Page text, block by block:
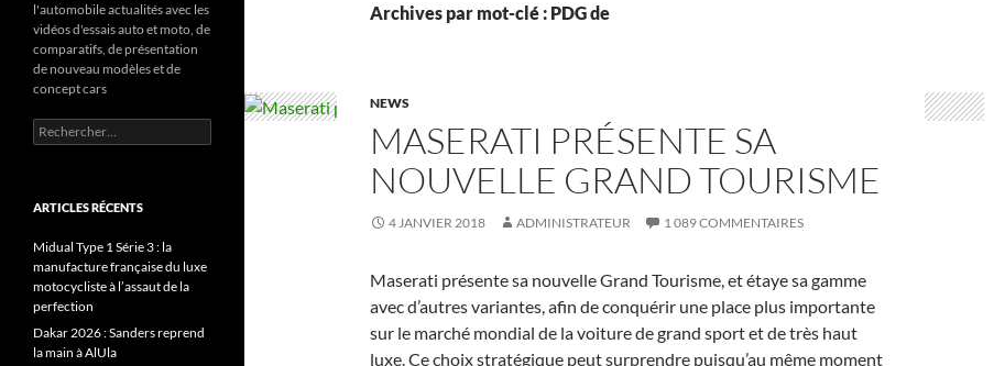
Archives par mot-clé : PDG de
NEWS
MASERATI PRÉSENTE SA
NOUVELLE GRAND TOURISME
4 JANVIER 2018 ADMINISTRATEUR 1 089 COMMENTAIRES
Maserati présente sa nouvelle Grand Tourisme, et étaye sa gamme
avec d’autres variantes, afin de conquérir une place plus importante
sur le marché mondial de la voiture de grand sport et de très haut
luxe. Ce choix stratégique peut surprendre puisqu’au même moment
l'automobile actualités avec les
vidéos d'essais auto et moto, de
comparatifs, de présentation
de nouveau modèles et de
concept cars
Rechercher :
ARTICLES RÉCENTS
Midual Type 1 Série 3 : la
manufacture française du luxe
motocycliste à l’assaut de la
perfection
Dakar 2026 : Sanders reprend
la main à AlUla